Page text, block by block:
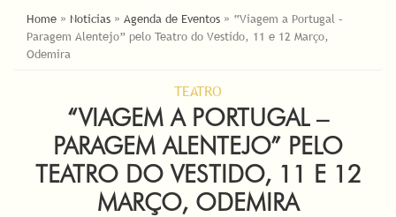
ESTÁ AQUI
Home » Noticias » Agenda de Eventos » “Viagem a Portugal –
Paragem Alentejo” pelo Teatro do Vestido, 11 e 12 Março,
Odemira
TEATRO
“VIAGEM A PORTUGAL –
PARAGEM ALENTEJO” PELO
TEATRO DO VESTIDO, 11 E 12
MARÇO, ODEMIRA